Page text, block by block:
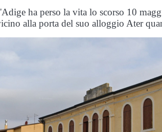
ha perso la vita lo scorso 10
alla porta del suo alloggio Ater